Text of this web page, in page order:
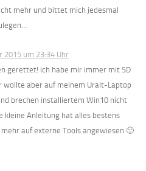
mehr und bittet mich jedesmal
2015 um 23:34 Uhr
gerettet! ich habe mir immer mit SD
wollte aber auf meinem Uralt-Laptop
brechen installiertem Win10 nicht
kleine Anleitung hat alles bestens
auf externe Tools angewiesen 🙂